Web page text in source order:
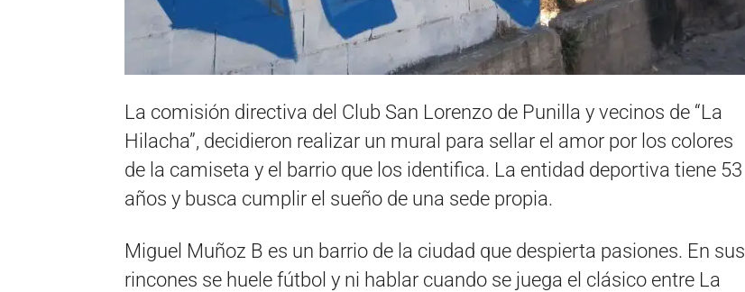
La comisión directiva del Club San Lorenzo de Punilla y vecinos de “La
Hilacha”, decidieron realizar un mural para sellar el amor por los colores
de la camiseta y el barrio que los identifica. La entidad deportiva tiene 53
años y busca cumplir el sueño de una sede propia.
Miguel Muñoz B es un barrio de la ciudad que despierta pasiones. En sus
rincones se huele fútbol y ni hablar cuando se juega el clásico entre La